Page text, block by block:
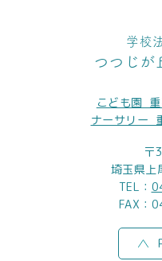
学校
つつじが
こども園_
ナーサリー_
〒
埼玉県
TEL：
FAX：